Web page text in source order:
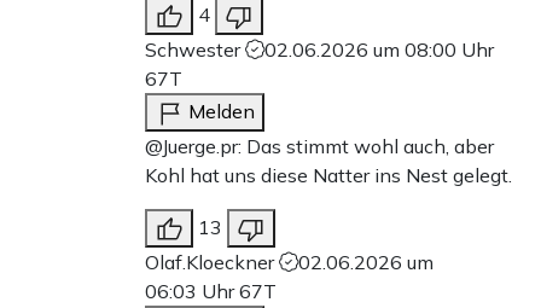
4
Schwester
02.06.2026 um 08:00 Uhr
67T
Melden
@Juerge.pr: Das stimmt wohl auch, aber
Kohl hat uns diese Natter ins Nest gelegt.
13
Olaf.Kloeckner
02.06.2026 um
06:03 Uhr67T